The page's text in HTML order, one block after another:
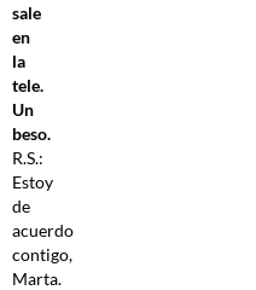
sale
en
la
tele.
Un
beso.
R.S.:
Estoy
de
acuerdo
contigo,
Marta.